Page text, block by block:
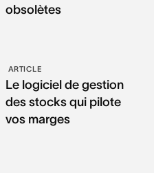
obsolètes
ARTICLE
Le logiciel de gestion
des stocks qui pilote
vos marges